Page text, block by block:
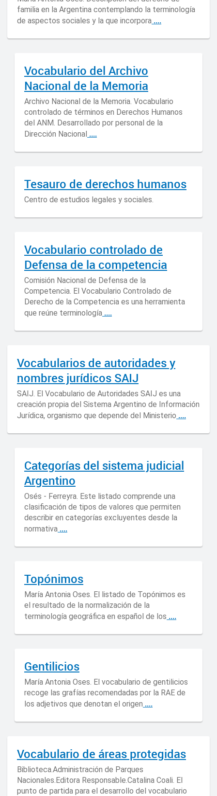
familia en la Argentina contemplando la terminología
de aspectos sociales y la que incorpora ....
Vocabulario del Archivo
Nacional de la Memoria
Archivo Nacional de la Memoria. Vocabulario
controlado de términos en Derechos Humanos
del ANM. Desarrollado por personal de la
Dirección Nacional ....
Tesauro de derechos humanos
Centro de estudios legales y sociales.
Vocabulario controlado de
Defensa de la competencia
Comisión Nacional de Defensa de la
Competencia. El Vocabulario Controlado de
Derecho de la Competencia es una herramienta
que reúne terminología ....
Vocabularios de autoridades y
nombres jurídicos SAIJ
SAIJ. El Vocabulario de Autoridades SAIJ es una
creación propia del Sistema Argentino de Información
Jurídica, organismo que depende del Ministerio ....
Categorías del sistema judicial
Argentino
Osés - Ferreyra. Este listado comprende una
clasificación de tipos de valores que permiten
describir en categorías excluyentes desde la
normativa ....
Topónimos
María Antonia Oses. El listado de Topónimos es
el resultado de la normalización de la
terminología geográfica en español de los ....
Gentilicios
María Antonia Oses. El vocabulario de gentilicios
recoge las grafías recomendadas por la RAE de
los adjetivos que denotan el origen ....
Vocabulario de áreas protegidas
Biblioteca.Administración de Parques
Nacionales.Editora Responsable.Catalina Coali. El
punto de partida para el desarrollo del vocabulario